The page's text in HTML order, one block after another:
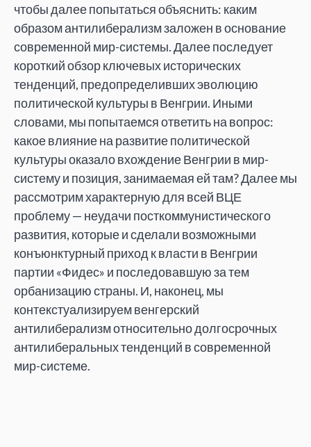
чтобы далее попытаться объяснить: каким
образом антилиберализм заложен в основание
современной мир-системы. Далее последует
короткий обзор ключевых исторических
тенденций, предопределивших эволюцию
политической культуры в Венгрии. Иными
словами, мы попытаемся ответить на вопрос:
какое влияние на развитие политической
культуры оказало вхождение Венгрии в мир-
систему и позиция, занимаемая ей там? Далее мы
рассмотрим характерную для всей ВЦЕ
проблему — неудачи посткоммунистического
развития, которые и сделали возможными
конъюнктурный приход к власти в Венгрии
партии «Фидес» и последовавшую за тем
орбанизацию страны. И, наконец, мы
контекстуализируем венгерский
антилиберализм относительно долгосрочных
антилиберальных тенденций в современной
мир-системе.